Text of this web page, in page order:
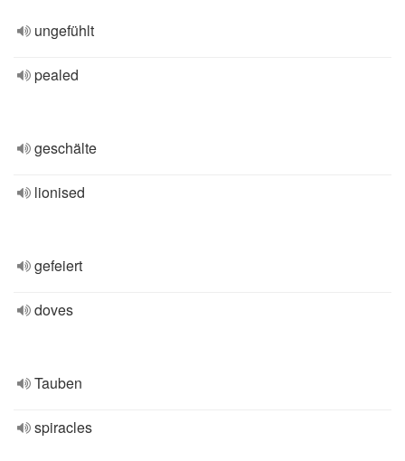
ungefühlt
pealed
geschälte
lionised
gefeiert
doves
Tauben
spiracles